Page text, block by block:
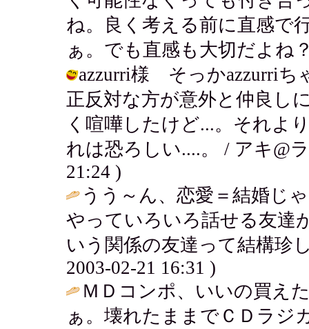
ね。良く考える前に直感で
ぁ。でも直感も大切だよね
azzurri様 そっかazzurriち
正反対な方が意外と仲良し
く喧嘩したけど...。それよ
れは恐ろしい....。 / アキ@
21:24 )
うう～ん、恋愛＝結婚じ
やっていろいろ話せる友達
いう関係の友達って結構珍
2003-02-21 16:31 )
ＭＤコンポ、いいの買え
ぁ。壊れたままでＣＤラジ